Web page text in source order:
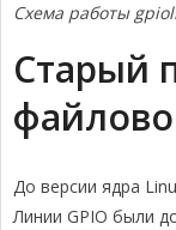
Схема работы
Старый
До версии ядра
Линии GPIO были